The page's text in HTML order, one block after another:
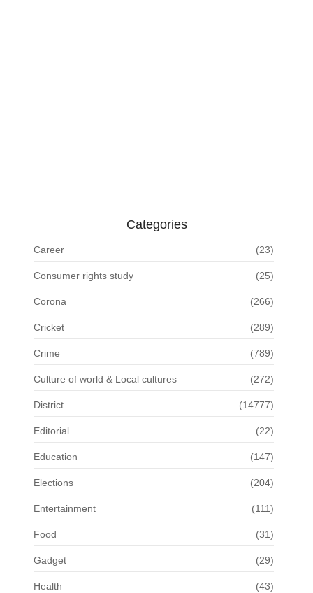
Categories
Career (23)
Consumer rights study (25)
Corona (266)
Cricket (289)
Crime (789)
Culture of world & Local cultures (272)
District (14777)
Editorial (22)
Education (147)
Elections (204)
Entertainment (111)
Food (31)
Gadget (29)
Health (43)